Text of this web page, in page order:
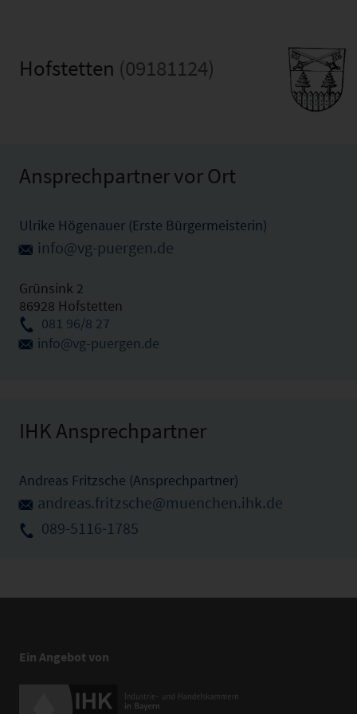
Hofstetten (09181124)
Ansprechpartner vor Ort
Ulrike Högenauer (Erste Bürgermeisterin)
info@vg-puergen.de
Grünsink 2
86928 Hofstetten
081 96/8 27
info@vg-puergen.de
IHK Ansprechpartner
Andreas Fritzsche (Ansprechpartner)
andreas.fritzsche@muenchen.ihk.de
089-5116-1785
Ein Angebot von